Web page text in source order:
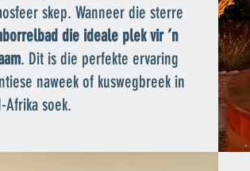
skep. Wanneer die sterre
die ideale plek vir ’n
. Dit is die perfekte ervaring
naweek of kuswegbreek in
Afrika soek.